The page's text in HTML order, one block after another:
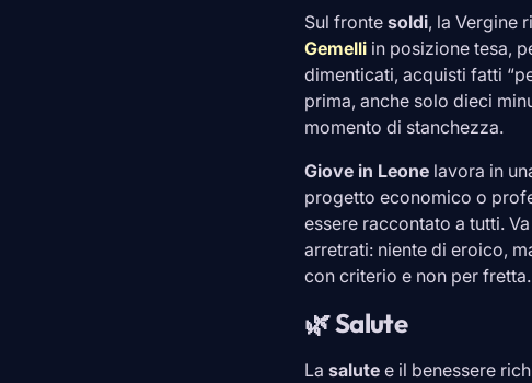
Sul fronte soldi, la Vergine
Gemelli in posizione tesa,
dimenticati, acquisti fatti
prima, anche solo dieci
momento di stanchezza.
Giove in Leone lavora in
progetto economico o
essere raccontato a tutti.
arretrati: niente di eroico,
con criterio e non per
🌿 Salute
La salute e il benessere